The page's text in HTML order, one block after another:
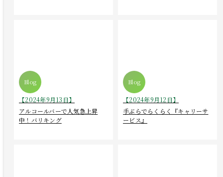
【2024年9月13日】
アルコールバーで人気急上昇
中！バリキング
【2024年9月12日】
手ぶらでらくらく『キャリーサ
ービス』